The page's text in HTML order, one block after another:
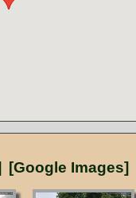
[Google Images]